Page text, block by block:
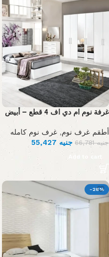
غرفة نوم ام دي اف 4 قطع – أبيض
أطقم غرف نوم,غرف نوم كامله
جنيه66,781 جنيه
Add to cart
-28%